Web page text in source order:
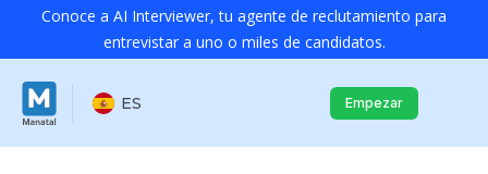
Conoce a AI Interviewer, tu agente de reclutamiento para
entrevistar a uno o miles de candidatos.
ES Empezar